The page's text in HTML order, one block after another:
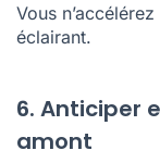
Vous
éclairant.
6. Anticiper
amont